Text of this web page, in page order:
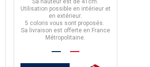
Sa hauteur est de 41cm.
Utilisation possible en intérieur et
en extérieur.
5 coloris vous sont proposés.
Sa livraison est offerte en France
Métropolitaine.